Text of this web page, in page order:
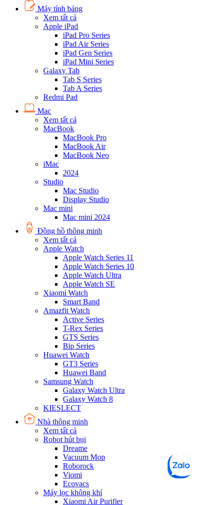
Máy tính bảng
Xem tất cả
Apple iPad
iPad Pro Series
iPad Air Series
iPad Gen Series
iPad Mini Series
Galaxy Tab
Tab S Series
Tab A Series
Redmi Pad
Mac
Xem tất cả
MacBook
MacBook Pro
MacBook Air
MacBook Neo
iMac
2024
Studio
Mac Studio
Display Studio
Mac mini
Mac mini 2024
Đồng hồ thông minh
Xem tất cả
Apple Watch
Apple Watch Series 11
Apple Watch Series 10
Apple Watch Ultra
Apple Watch SE
Xiaomi Watch
Smart Band
Amazfit Watch
Active Series
T-Rex Series
GTS Series
Bip Series
Huawei Watch
GT3 Series
Huawei Band
Samsung Watch
Galaxy Watch Ultra
Galaxy Watch 8
KIESLECT
Nhà thông minh
Xem tất cả
Robot hút bụi
Dreame
Vacuum Mop
Roborock
Viomi
Ecovacs
Máy lọc không khí
Xiaomi Air Purifier